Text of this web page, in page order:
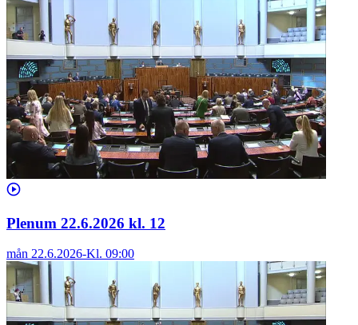
Plenum 22.6.2026 kl. 12
mån 22.6.2026-Kl. 09:00